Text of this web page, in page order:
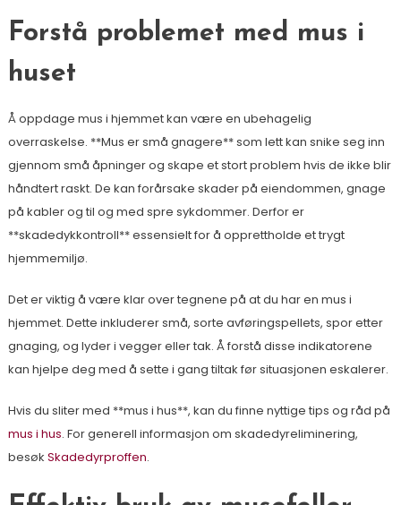
Forstå problemet med mus i
huset
Å oppdage mus i hjemmet kan være en ubehagelig
overraskelse. **Mus er små gnagere** som lett kan snike seg inn
gjennom små åpninger og skape et stort problem hvis de ikke blir
håndtert raskt. De kan forårsake skader på eiendommen, gnage
på kabler og til og med spre sykdommer. Derfor er
**skadedykkontroll** essensielt for å opprettholde et trygt
hjemmemiljø.
Det er viktig å være klar over tegnene på at du har en mus i
hjemmet. Dette inkluderer små, sorte avføringspellets, spor etter
gnaging, og lyder i vegger eller tak. Å forstå disse indikatorene
kan hjelpe deg med å sette i gang tiltak før situasjonen eskalerer.
Hvis du sliter med **mus i hus**, kan du finne nyttige tips og råd på
mus i hus. For generell informasjon om skadedyreliminering,
besøk Skadedyrproffen.